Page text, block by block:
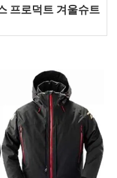
프로덕트 겨울슈트